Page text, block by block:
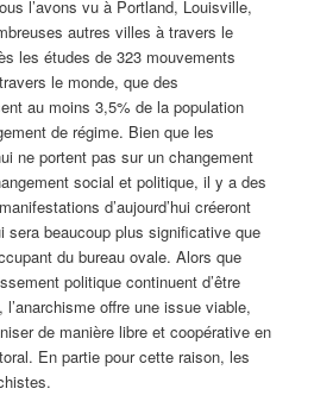
l’avons vu à Portland, Louisville,
autres villes à travers le
les études de 323 mouvements
le monde, que des
au moins 3,5% de la population
de régime. Bien que les
ne portent pas sur un changement
social et politique, il y a des
d’aujourd’hui créeront
sera beaucoup plus significative que
du bureau ovale. Alors que
politique continuent d’être
offre une issue viable,
de manière libre et coopérative en
En partie pour cette raison, les